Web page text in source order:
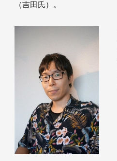
（吉田氏）。